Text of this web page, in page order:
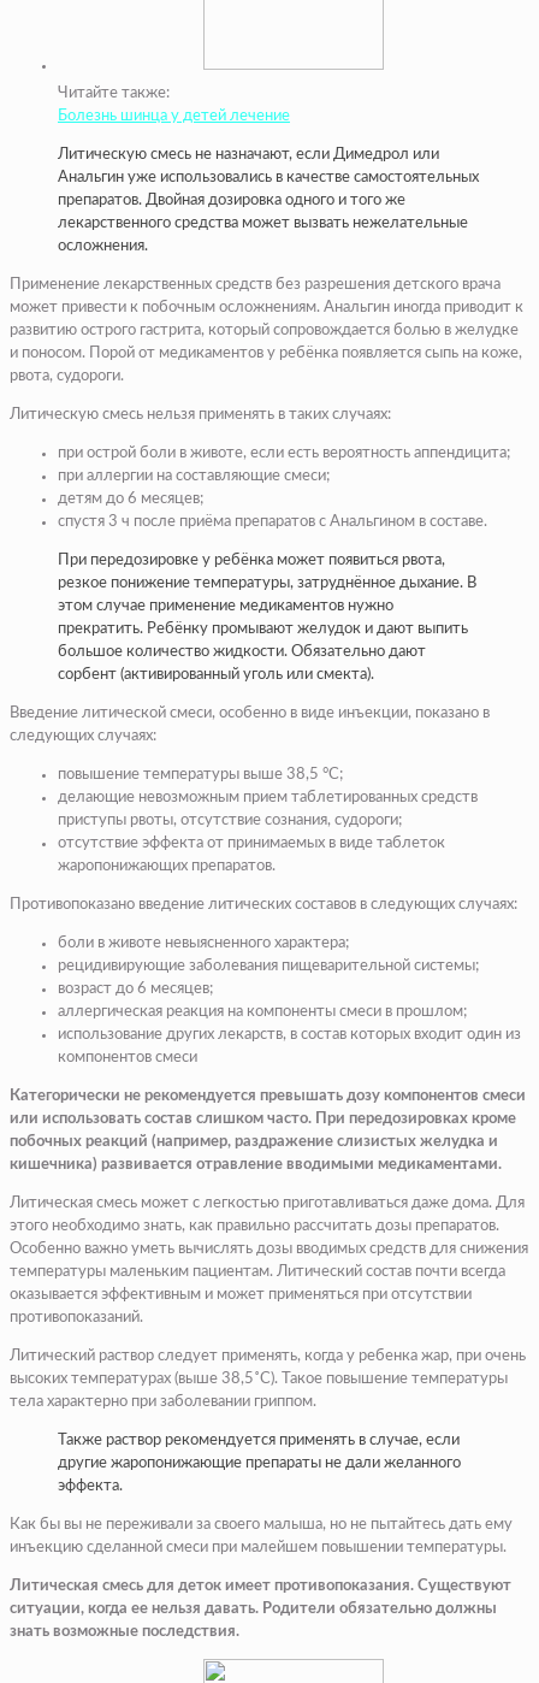
Читайте также:
Болезнь шинца у детей лечение
Литическую смесь не назначают, если Димедрол или
Анальгин уже использовались в качестве самостоятельных
препаратов. Двойная дозировка одного и того же
лекарственного средства может вызвать нежелательные
осложнения.
Применение лекарственных средств без разрешения детского врача
может привести к побочным осложнениям. Анальгин иногда приводит к
развитию острого гастрита, который сопровождается болью в желудке
и поносом. Порой от медикаментов у ребёнка появляется сыпь на коже,
рвота, судороги.
Литическую смесь нельзя применять в таких случаях:
при острой боли в животе, если есть вероятность аппендицита;
при аллергии на составляющие смеси;
детям до 6 месяцев;
спустя 3 ч после приёма препаратов с Анальгином в составе.
При передозировке у ребёнка может появиться рвота,
резкое понижение температуры, затруднённое дыхание. В
этом случае применение медикаментов нужно
прекратить. Ребёнку промывают желудок и дают выпить
большое количество жидкости. Обязательно дают
сорбент (активированный уголь или смекта).
Введение литической смеси, особенно в виде инъекции, показано в
следующих случаях:
повышение температуры выше 38,5 °C;
делающие невозможным прием таблетированных средств
приступы рвоты, отсутствие сознания, судороги;
отсутствие эффекта от принимаемых в виде таблеток
жаропонижающих препаратов.
Противопоказано введение литических составов в следующих случаях:
боли в животе невыясненного характера;
рецидивирующие заболевания пищеварительной системы;
возраст до 6 месяцев;
аллергическая реакция на компоненты смеси в прошлом;
использование других лекарств, в состав которых входит один из
компонентов смеси
Категорически не рекомендуется превышать дозу компонентов смеси
или использовать состав слишком часто. При передозировках кроме
побочных реакций (например, раздражение слизистых желудка и
кишечника) развивается отравление вводимыми медикаментами.
Литическая смесь может с легкостью приготавливаться даже дома. Для
этого необходимо знать, как правильно рассчитать дозы препаратов.
Особенно важно уметь вычислять дозы вводимых средств для снижения
температуры маленьким пациентам. Литический состав почти всегда
оказывается эффективным и может применяться при отсутствии
противопоказаний.
Литический раствор следует применять, когда у ребенка жар, при очень
высоких температурах (выше 38,5˚С). Такое повышение температуры
тела характерно при заболевании гриппом.
Также раствор рекомендуется применять в случае, если
другие жаропонижающие препараты не дали желанного
эффекта.
Как бы вы не переживали за своего малыша, но не пытайтесь дать ему
инъекцию сделанной смеси при малейшем повышении температуры.
Литическая смесь для деток имеет противопоказания. Существуют
ситуации, когда ее нельзя давать. Родители обязательно должны
знать возможные последствия.